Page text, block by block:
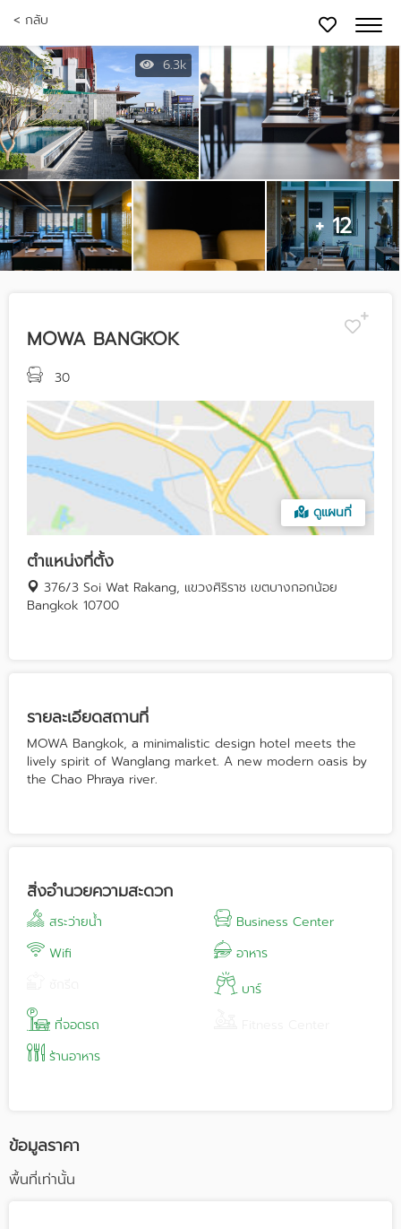
< กลับ
6.3k
+ 12
MOWA BANGKOK
30
ดูแผนที่
ตำแหน่งที่ตั้ง
376/3 Soi Wat Rakang, แขวงศิริราช เขตบางกอกน้อย
Bangkok 10700
รายละเอียดสถานที่
MOWA Bangkok, a minimalistic design hotel meets the
lively spirit of Wanglang market. A new modern oasis by
the Chao Phraya river.
สิ่งอำนวยความสะดวก
สระว่ายน้ำ
Business Center
Wifi
อาหาร
บาร์
ที่จอดรถ
ร้านอาหาร
ข้อมูลราคา
พื้นที่เท่านั้น